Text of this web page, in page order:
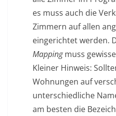
es muss auch die
Zimmern auf allen
eingerichtet werden.
Mappingmuss
Kleiner Hinweis:
Wohnungen auf
unterschiedliche
am besten die